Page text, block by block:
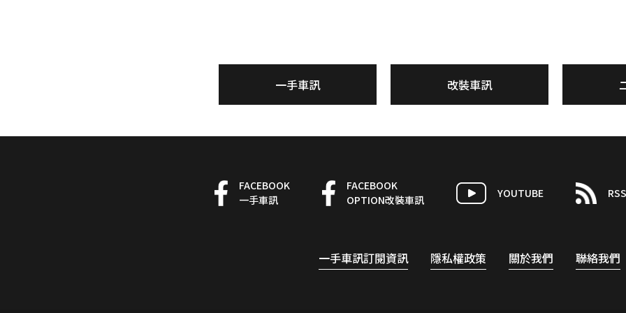
一手車訊 改裝車訊
FACEBOOK
一手車訊
FACEBOOK
OPTION改裝車訊
YOUTUBE RSS
一手車訊訂閱資訊 隱私權政策 關於我們 聯絡我們